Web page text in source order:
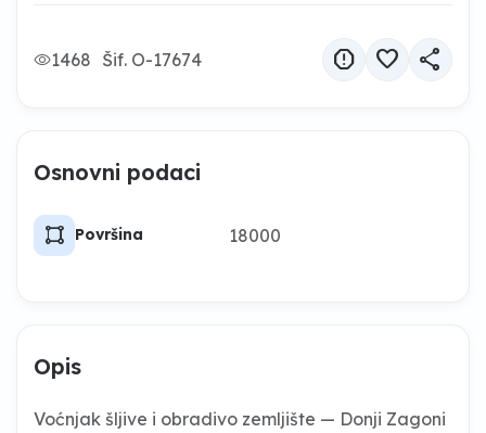
1468 Šif. O-17674 report favorite share
Osnovni podaci
activity_zone Površina 18000
Opis
Voćnjak šljive i obradivo zemljište — Donji Zagoni